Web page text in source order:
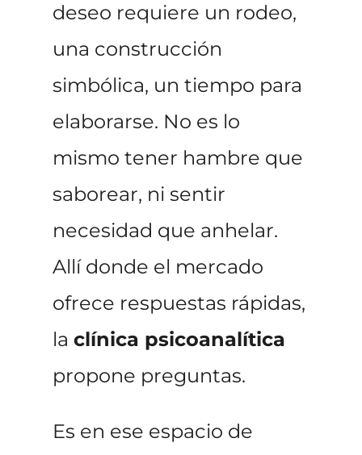
deseo requiere un rodeo,
una construcción
simbólica, un tiempo para
elaborarse. No es lo
mismo tener hambre que
saborear, ni sentir
necesidad que anhelar.
Allí donde el mercado
ofrece respuestas rápidas,
la clínica psicoanalítica
propone preguntas.
Es en ese espacio de